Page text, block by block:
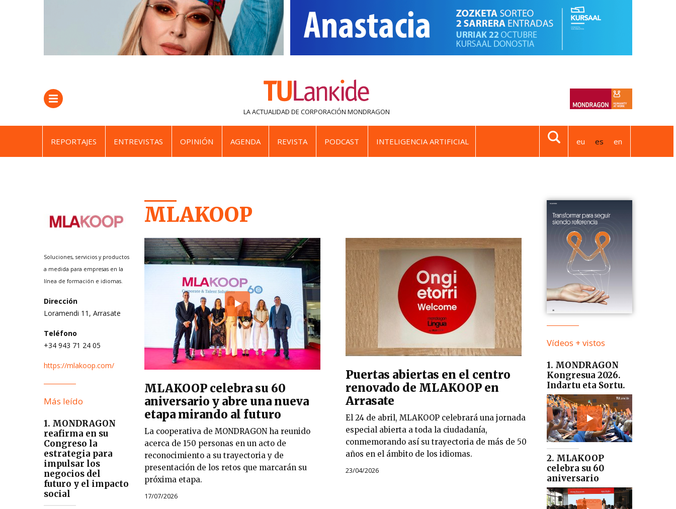
LA ACTUALIDAD DE CORPORACIÓN MONDRAGON
REPORTAJES ENTREVISTAS OPINIÓN AGENDA REVISTA PODCAST INTELIGENCIA ARTIFICIAL eu es en
Soluciones, servicios y productos
a medida para empresas en la
línea de formación e idiomas.
Dirección
Loramendi 11, Arrasate
Teléfono
+34 943 71 24 05
https://mlakoop.com/
Más leído
1. MONDRAGON
reafirma en su
Congreso la
estrategia para
impulsar los
negocios del
futuro y el impacto
social
MLAKOOP
MLAKOOP celebra su 60
aniversario y abre una nueva
etapa mirando al futuro
La cooperativa de MONDRAGON ha reunido
acerca de 150 personas en un acto de
reconocimiento a su trayectoria y de
presentación de los retos que marcarán su
próxima etapa.
17/07/2026
Puertas abiertas en el centro
renovado de MLAKOOP en
Arrasate
El 24 de abril, MLAKOOP celebrará una jornada
especial abierta a toda la ciudadanía,
conmemorando así su trayectoria de más de 50
años en el ámbito de los idiomas.
23/04/2026
Vídeos + vistos
1. MONDRAGON
Kongresua 2026.
Indartu eta Sortu.
2. MLAKOOP
celebra su 60
aniversario